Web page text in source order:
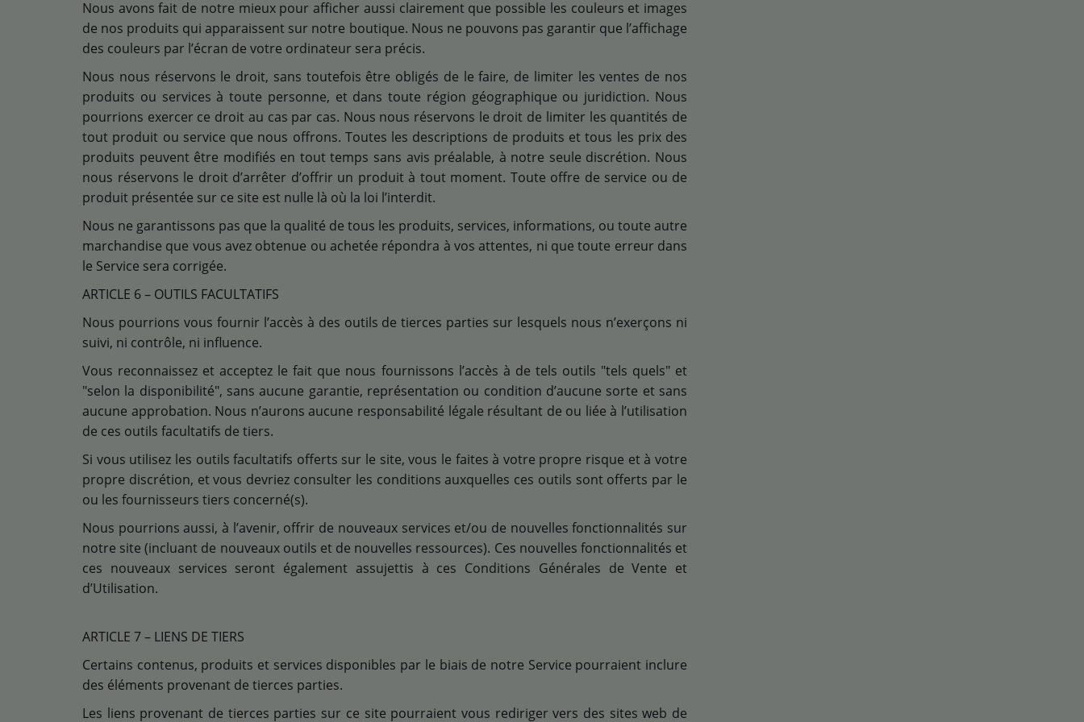
Nous avons fait de notre mieux pour afficher aussi clairement que possible les couleurs et images
de nos produits qui apparaissent sur notre boutique. Nous ne pouvons pas garantir que l’affichage
des couleurs par l’écran de votre ordinateur sera précis.
Nous nous réservons le droit, sans toutefois être obligés de le faire, de limiter les ventes de nos
produits ou services à toute personne, et dans toute région géographique ou juridiction. Nous
pourrions exercer ce droit au cas par cas. Nous nous réservons le droit de limiter les quantités de
tout produit ou service que nous offrons. Toutes les descriptions de produits et tous les prix des
produits peuvent être modifiés en tout temps sans avis préalable, à notre seule discrétion. Nous
nous réservons le droit d’arrêter d’offrir un produit à tout moment. Toute offre de service ou de
produit présentée sur ce site est nulle là où la loi l’interdit.
Nous ne garantissons pas que la qualité de tous les produits, services, informations, ou toute autre
marchandise que vous avez obtenue ou achetée répondra à vos attentes, ni que toute erreur dans
le Service sera corrigée.
ARTICLE 6 – OUTILS FACULTATIFS
Nous pourrions vous fournir l’accès à des outils de tierces parties sur lesquels nous n’exerçons ni
suivi, ni contrôle, ni influence.
Vous reconnaissez et acceptez le fait que nous fournissons l’accès à de tels outils "tels quels" et
"selon la disponibilité", sans aucune garantie, représentation ou condition d’aucune sorte et sans
aucune approbation. Nous n’aurons aucune responsabilité légale résultant de ou liée à l’utilisation
de ces outils facultatifs de tiers.
Si vous utilisez les outils facultatifs offerts sur le site, vous le faites à votre propre risque et à votre
propre discrétion, et vous devriez consulter les conditions auxquelles ces outils sont offerts par le
ou les fournisseurs tiers concerné(s).
Nous pourrions aussi, à l’avenir, offrir de nouveaux services et/ou de nouvelles fonctionnalités sur
notre site (incluant de nouveaux outils et de nouvelles ressources). Ces nouvelles fonctionnalités et
ces nouveaux services seront également assujettis à ces Conditions Générales de Vente et
d’Utilisation.
ARTICLE 7 – LIENS DE TIERS
Certains contenus, produits et services disponibles par le biais de notre Service pourraient inclure
des éléments provenant de tierces parties.
Les liens provenant de tierces parties sur ce site pourraient vous rediriger vers des sites web de